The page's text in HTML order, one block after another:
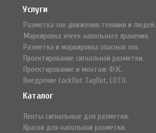
Услуги
Разметка зон движения техники и людей.
Маркировка ячеек напольного хранения.
Разметка и маркировка опасных зон.
Проектирование сигнальной разметки.
Проектирование и монтаж ФЭС.
Внедрение LockOut TagOut, LOTO.
Каталог
Ленты сигнальные для разметки.
Краски для напольной разметки.